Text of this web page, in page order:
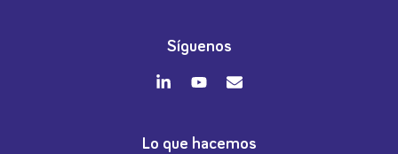
Síguenos
Lo que hacemos